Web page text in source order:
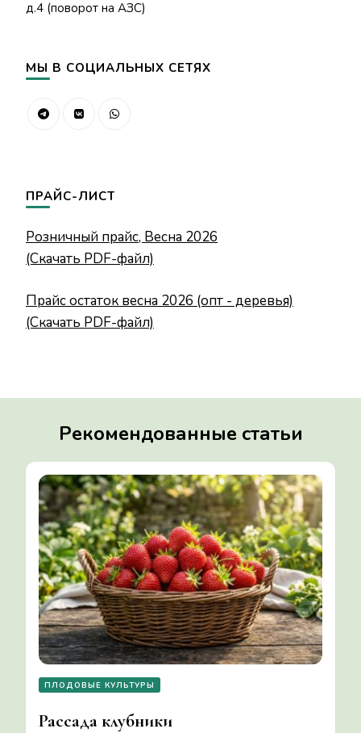
д.4 (поворот на АЗС)
МЫ В СОЦИАЛЬНЫХ СЕТЯХ
ПРАЙС-ЛИСТ
Розничный прайс, Весна 2026
(Скачать PDF-файл)
Прайс остаток весна 2026 (опт - деревья)
(Скачать PDF-файл)
Рекомендованные статьи
ПЛОДОВЫЕ КУЛЬТУРЫ
Рассада клубники